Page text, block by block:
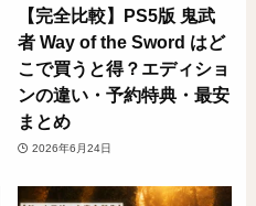
【完全比較】PS5版 鬼武
者 Way of the Sword はど
こで買うと得？エディショ
ンの違い・予約特典・最安
まとめ
2026年6月24日